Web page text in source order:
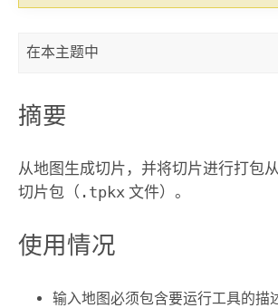
在本主题中
摘要
从地图生成切片，并将切片进行打包
切片包（ .tpkx 文件）。
使用情况
输入地图必须包含要运行工具的描